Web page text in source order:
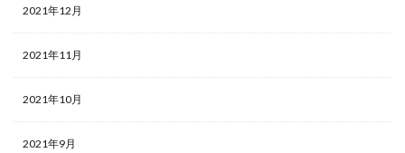
2021年12月
2021年11月
2021年10月
2021年9月